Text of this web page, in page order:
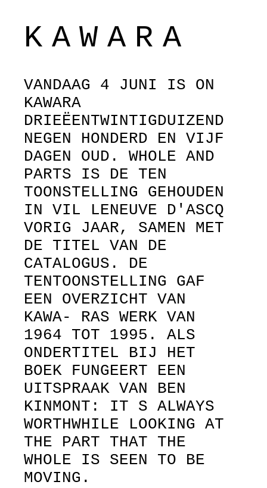
KAWARA
VANDAAG 4 JUNI IS ON
KAWARA
DRIEËENTWINTIGDUIZEND
NEGEN HONDERD EN VIJF
DAGEN OUD. WHOLE AND
PARTS IS DE TEN
TOONSTELLING GEHOUDEN
IN VIL LENEUVE D'ASCQ
VORIG JAAR, SAMEN MET
DE TITEL VAN DE
CATALOGUS. DE
TENTOONSTELLING GAF
EEN OVERZICHT VAN
KAWA- RAS WERK VAN
1964 TOT 1995. ALS
ONDERTITEL BIJ HET
BOEK FUNGEERT EEN
UITSPRAAK VAN BEN
KINMONT: IT S ALWAYS
WORTHWHILE LOOKING AT
THE PART THAT THE
WHOLE IS SEEN TO BE
MOVING.